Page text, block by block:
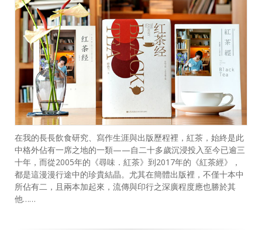
在我的長長飲食研究、寫作生涯與出版歷程裡，紅茶，始終是此
中格外佔有一席之地的一類——自二十多歲沉浸投入至今已逾三
十年，而從2005年的《尋味．紅茶》到2017年的《紅茶經》，
都是這漫漫行途中的珍貴結晶。尤其在簡體出版裡，不僅十本中
所佔有二，且兩本加起來，流傳與印行之深廣程度應也勝於其
他……